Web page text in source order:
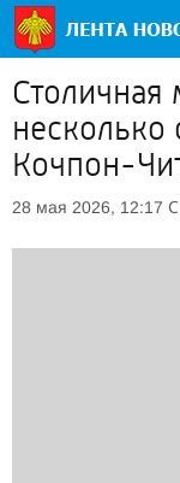
Столичная
несколько
Кочпон-
28 мая 2026, 12:17